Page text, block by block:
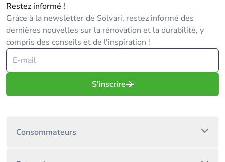
Restez informé !
Grâce à la newsletter de Solvari, restez informé des
dernières nouvelles sur la rénovation et la durabilité, y
compris des conseils et de l'inspiration !
S'inscrire
Consommateurs